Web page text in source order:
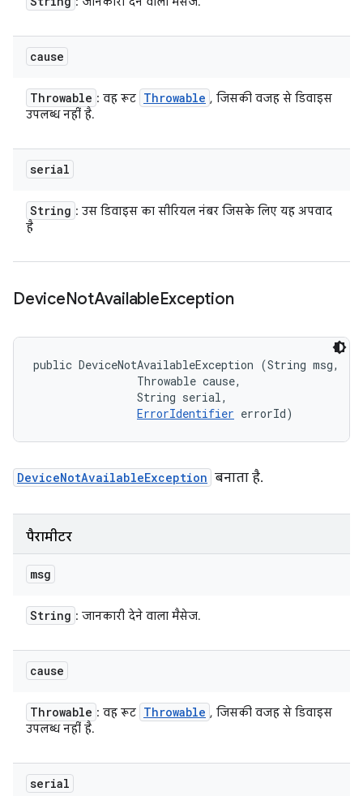
cause
Throwable : वह रूट Throwable , जिसकी वजह से डिवाइस
उपलब्ध नहीं है.
serial
String : उस डिवाइस का सीरियल नंबर जिसके लिए यह अपवाद
है
DeviceNotAvailableException
public DeviceNotAvailableException (String msg,
                Throwable cause,
                String serial,
ErrorIdentifier errorId)
DeviceNotAvailableException बनाता है.
पैरामीटर
msg
String : जानकारी देने वाला मैसेज.
cause
Throwable : वह रूट Throwable , जिसकी वजह से डिवाइस
उपलब्ध नहीं है.
serial